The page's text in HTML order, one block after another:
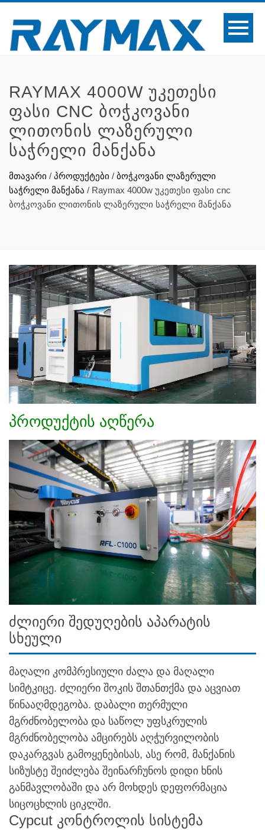
RAYMAX 4000W ᲣᲙᲔᲗᲔᲡᲘ
ᲤᲐᲡᲘ CNC ᲑᲝᲭᲙᲝᲕᲐᲜᲘ
ᲚᲘᲗᲝᲜᲘᲡ ᲚᲐᲖᲔᲠᲣᲚᲘ
ᲡᲐᲭᲠᲔᲚᲘ ᲛᲐᲜᲥᲐᲜᲐ
მთავარი / პროდუქტები / ბოჭკოვანი ლაზერული
საჭრელი მანქანა / Raymax 4000w უკეთესი ფასი cnc
ბოჭკოვანი ლითონის ლაზერული საჭრელი მანქანა
პროდუქტის აღწერა
ძლიერი შედუღების აპარატის
სხეული
მაღალი კომპრესიული ძალა და მაღალი
სიმტკიცე. ძლიერი შოკის შთანთქმა და აცვიათ
წინააღმდეგობა. დაბალი თერმული
მგრძნობელობა და საწოლ უფსკრულის
მგრძნობელობა ამცირებს აღჭურვილობის
დაკარგვას გამოყენებისას, ასე რომ, მანქანის
სიზუსტე შეიძლება შეინარჩუნოს დიდი ხნის
განმავლობაში და არ მოხდეს დეფორმაცია
სიცოცხლის ციკლში.
Cypcut კონტროლის სისტემა